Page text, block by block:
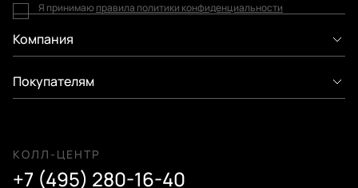
Компания
Покупателям
КОЛЛ-ЦЕНТР
+7 (495) 280-16-40
Я принимаю правила политики конфиденциальности